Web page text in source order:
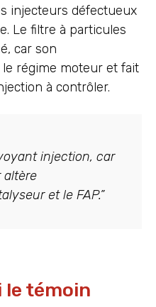
injecteurs défectueux
Le filtre à particules
car son
régime moteur et fait
à contrôler.
injection, car
altère
et le FAP.”
le témoin